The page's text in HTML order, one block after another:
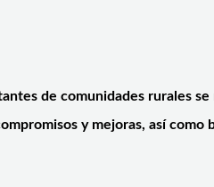
de comunidades rurales
y mejoras, así